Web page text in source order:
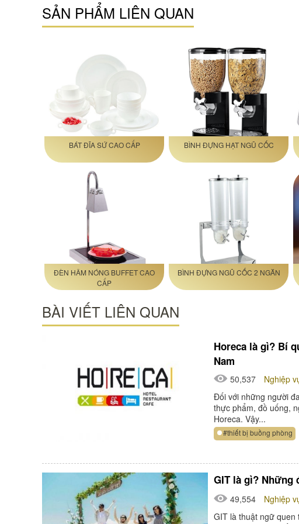
SẢN PHẨM LIÊN QUAN
BÁT ĐĨA SỨ CAO CẤP BÌNH ĐỰNG HẠT NGŨ CỐC
ĐÈN HÂM NÓNG BUFFET CAO
CẤP
BÌNH ĐỰNG NGŨ CỐC 2 NGĂN
BÀI VIẾT LIÊN QUAN
Horeca là gì? Bí
Nam
50,537
Nghiệp
Đối với những người
thực phẩm, đồ uống,
Horeca. Vậy...
#thiết bị buồng phòng
GIT là gì? Những
49,554
Nghiệp
GIT là thuật ngữ